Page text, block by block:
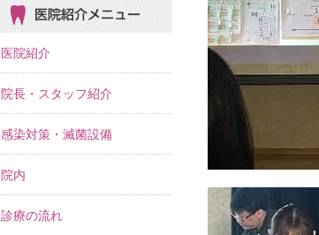
医院紹介メニュー
医院紹介
院長・スタッフ紹介
感染対策・滅菌設備
院内
診療の流れ